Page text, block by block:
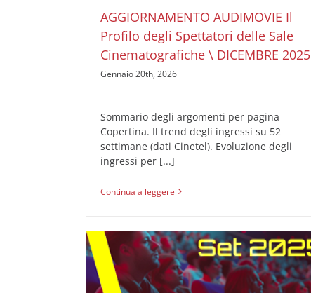
AGGIORNAMENTO AUDIMOVIE Il
Profilo degli Spettatori delle Sale
Cinematografiche \ DICEMBRE 2025
Gennaio 20th, 2026
Sommario degli argomenti per pagina
Copertina. Il trend degli ingressi su 52
settimane (dati Cinetel). Evoluzione degli
ingressi per [...]
Continua a leggere
AGGIORNAMENTO AUDIMOVIE Il Profilo degli